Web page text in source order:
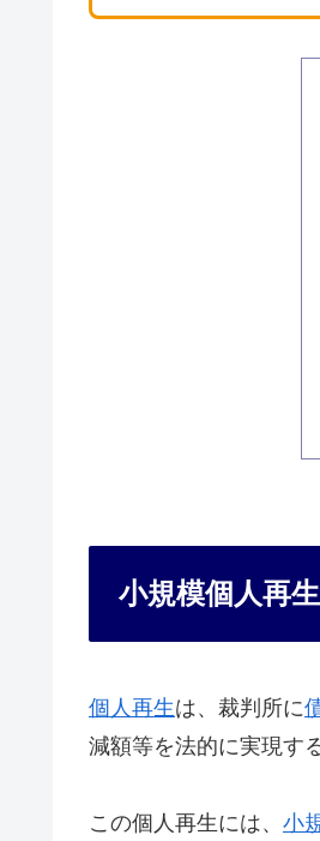
小規模個人再
個人再生は、裁判所に
減額等を法的に実現す
この個人再生には、 小